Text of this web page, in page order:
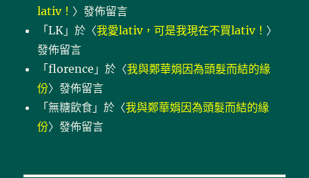
lativ！ 〉發佈留言
「LK 」於〈我愛lativ，可是我現在不買lativ！ 〉
發佈留言
「florence 」於〈我與鄭華娟因為頭髮而結的緣
份〉發佈留言
「無糖飲食 」於〈我與鄭華娟因為頭髮而結的緣
份〉發佈留言